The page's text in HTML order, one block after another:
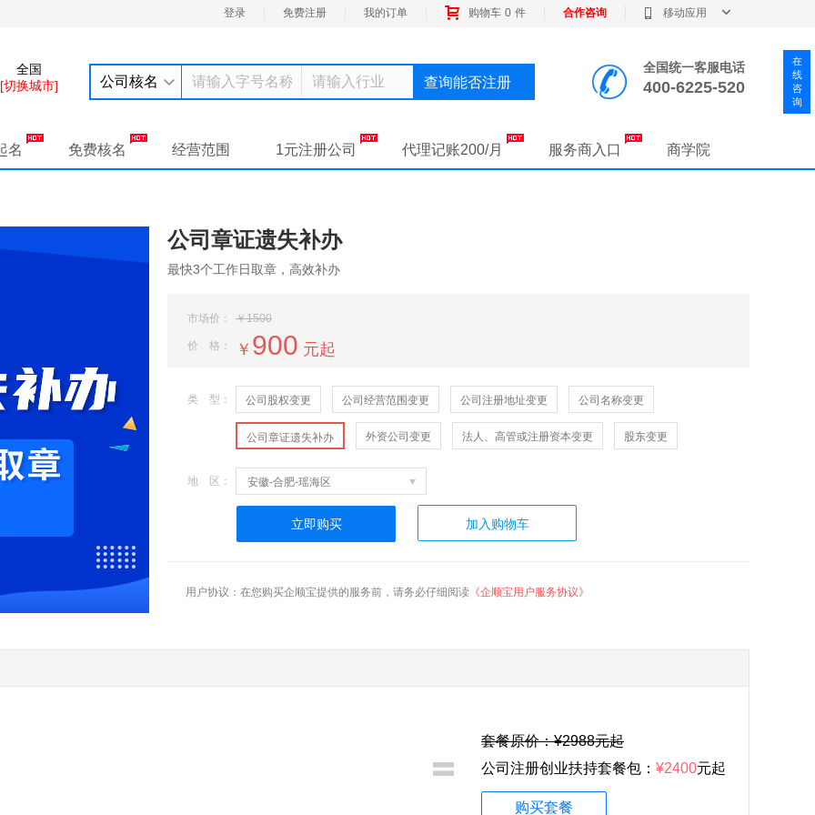
登录 免费注册 我的订单 购物车 0 件 合作咨询 移动应用
全国
[切换城市]
公司核名 查询能否注册
全国统一客服电话
400-6225-520
名 免费核名 经营范围 1元注册公司 代理记账200/月 服务商入口 商学院
公司章证遗失补办
最快3个工作日取章，高效补办
市场价： ￥1500
价 格： ￥ 900 元起
类 型： 公司股权变更 公司经营范围变更 公司注册地址变更 公司名称变更
公司章证遗失补办 外资公司变更 法人、高管或注册资本变更 股东变更
地 区： 安徽-合肥-瑶海区
立即购买 加入购物车
用户协议：在您购买企顺宝提供的服务前，请务必仔细阅读 《企顺宝用户服务协议》
套餐原价：¥2988元起
公司注册创业扶持套餐包： ¥2400元起
购买套餐